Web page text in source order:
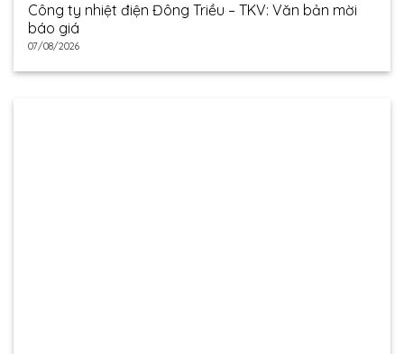
Công ty nhiệt điện Đông Triều – TKV: Văn bản mời
báo giá
07/08/2026